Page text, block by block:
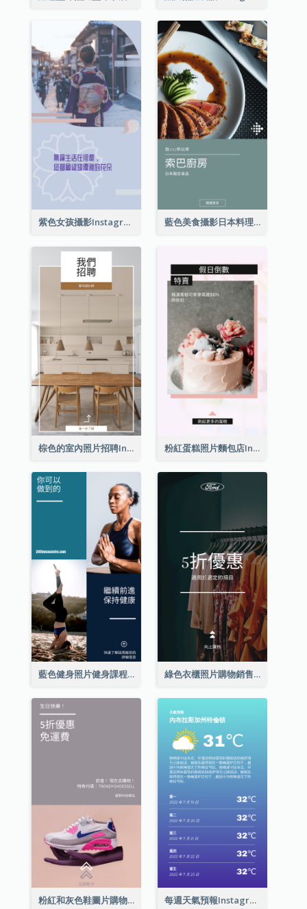
紫色女孩攝影Instagram限時動態 藍色美食攝影日本料理Instagram限時動態
棕色的室內照片招聘Instagram限時動態 粉紅蛋糕照片麵包店Instagram限時動態
藍色健身照片健身課程Instagram限時動態 綠色衣櫃照片購物銷售Instagram限時動態
粉紅和灰色鞋圖片購物中心Instagram限時動態 每週天氣預報Instagram限時動態